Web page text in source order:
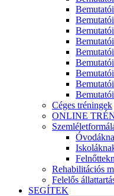
Céges tréningek
ONLINE
Rehabilitációs
Felelős
SEGÍTEK